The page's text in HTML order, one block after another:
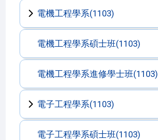
電機工程學系(1103)
電機工程學系碩士班(1103)
電機工程學系進修學士班(1103)
電子工程學系(1103)
電子工程學系碩士班(1103)